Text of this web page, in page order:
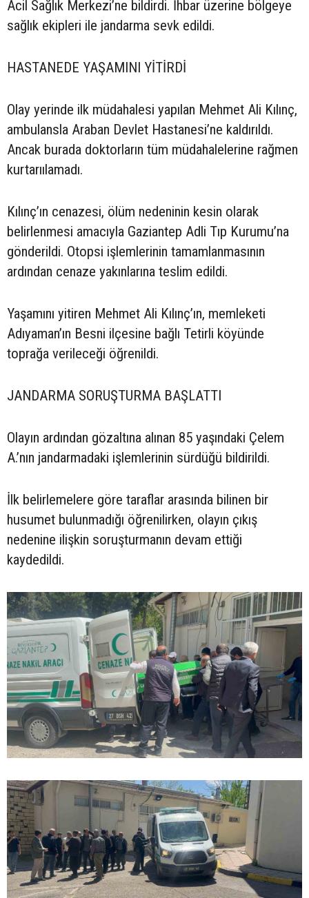
Acil Sağlık Merkezi’ne bildirdi. İhbar üzerine bölgeye
sağlık ekipleri ile jandarma sevk edildi.
HASTANEDE YAŞAMINI YİTİRDİ
Olay yerinde ilk müdahalesi yapılan Mehmet Ali Kılınç,
ambulansla Araban Devlet Hastanesi’ne kaldırıldı.
Ancak burada doktorların tüm müdahalelerine rağmen
kurtarıılamadı.
Kılınç’ın cenazesi, ölüm nedeninin kesin olarak
belirlenmesi amacıyla Gaziantep Adli Tıp Kurumu’na
gönderildi. Otopsi işlemlerinin tamamlanmasının
ardından cenaze yakınlarına teslim edildi.
Yaşamını yitiren Mehmet Ali Kılınç’ın, memleketi
Adıyaman’ın Besni ilçesine bağlı Tetirli köyünde
toprağa verileceği öğrenildi.
JANDARMA SORUŞTURMA BAŞLATTI
Olayın ardından gözaltına alınan 85 yaşındaki Çelem
A.’nın jandarmadaki işlemlerinin sürdüğü bildirildi.
İlk belirlemelere göre taraflar arasında bilinen bir
husumet bulunmadığı öğrenilirken, olayın çıkış
nedenine ilişkin soruşturmanın devam ettiği
kaydedildi.